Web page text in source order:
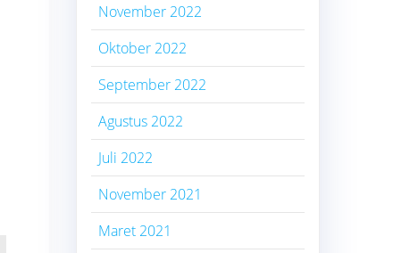
November 2022
Oktober 2022
September 2022
Agustus 2022
Juli 2022
November 2021
Maret 2021